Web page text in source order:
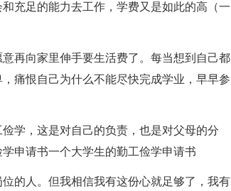
充足的能力去工作，学费又是如此的高（一
再向家里伸手要生活费了。每当想到自己都
痛恨自己为什么不能尽快完成学业，早早参
学，这是对自己的负责，也是对父母的分
申请书一个大学生的勤工俭学申请书
的人。但我相信我有这份心就足够了，我有